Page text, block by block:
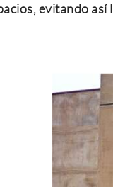
evitando así